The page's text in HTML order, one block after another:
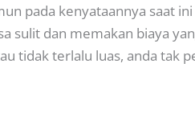
pada kenyataannya saat
sulit dan memakan biaya
tidak terlalu luas, anda tak